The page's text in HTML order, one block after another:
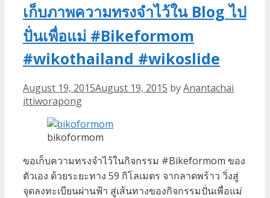
เก็บภาพความทรงจำไว้ใน Blog ไป
ปั่นเพื่อแม่ #Bikeformom
#wikothailand #wikoslide
August 19, 2015August 19, 2015 byAnantachai
ittiworapong
bikoformom
ขอเก็บความทรงจำไว้ในกิจกรรม #Bikeformom ของ
ตัวเอง ด้วยระยะทาง 59 กิโลเมตร จากลาดพร้าว วิ่งสู่
จุดลงทะเบียนผ่านฟ้า สู่เส้นทางของกิจกรรมปั่นเพื่อแม่